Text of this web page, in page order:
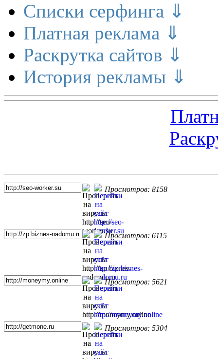
Списки серфинга ⇓
Платная реклама ⇓
Раскрутка сайтов ⇓
История рекламы ⇓
Просмотров: 8158
Просмотров: 6115
Просмотров: 5621
Просмотров: 5304